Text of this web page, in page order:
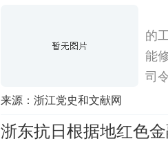
的
能
司
至
来源：浙江党史和文献网
浙东抗日根据地红色